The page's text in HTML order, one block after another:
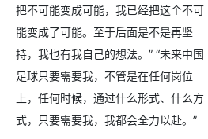
把不可能变成可能，我已经把这个不可
能变成了可能。至于后面是不是再坚
持，我也有我自己的想法。” “未来中国
足球只要需要我，不管是在任何岗位
上，任何时候，通过什么形式、什么方
式，只要需要我，我都会全力以赴。”